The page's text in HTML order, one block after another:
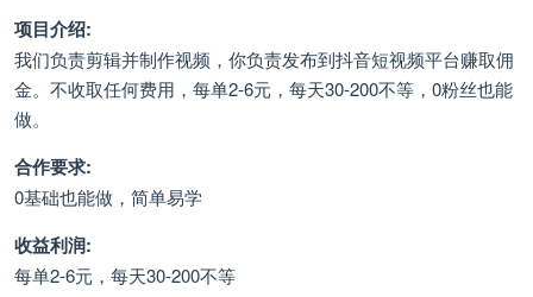
项目介绍:
我们负责剪辑并制作视频，你负责发布到抖音短视频平台赚取佣
金。不收取任何费用，每单2-6元，每天30-200不等，0粉丝也能
做。
合作要求:
0基础也能做，简单易学
收益利润:
每单2-6元，每天30-200不等